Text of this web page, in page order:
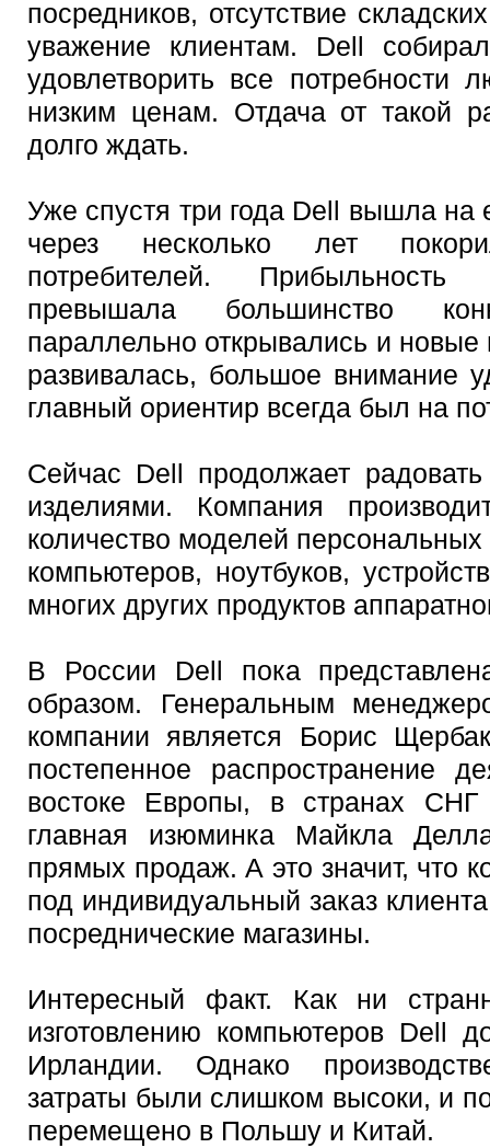
посредников, отсутствие
уважение клиентам. Dell
удовлетворить все
низким ценам. Отдача от такой
долго ждать.
Уже спустя три года Dell вышла
через несколько лет
потребителей. Прибыльность
превышала большинство
параллельно открывались и
развивалась, большое внимание
главный ориентир всегда был на
Сейчас Dell продолжает
изделиями. Компания
количество моделей
компьютеров, ноутбуков,
многих других продуктов
В России Dell пока
образом. Генеральным
компании является Борис
постепенное распространение
востоке Европы, в странах
главная изюминка Майкла
прямых продаж. А это значит, что
под индивидуальный заказ
посреднические магазины.
Интересный факт. Как ни
изготовлению компьютеров Dell
Ирландии. Однако
затраты были слишком высоки, и
перемещено в Польшу и Китай.